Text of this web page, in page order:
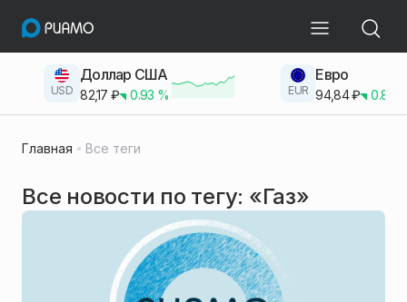
USD
Доллар США
82,17 ₽ 0.93 % EUR
Евро
94,84₽ 0.83
Главная Все теги
Все новости по тегу: «Газ»